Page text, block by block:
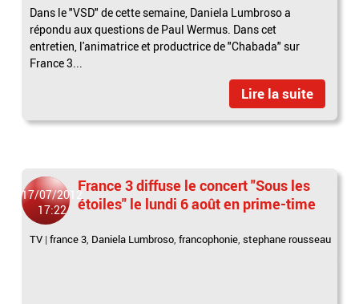
Dans le "VSD" de cette semaine, Daniela Lumbroso a
répondu aux questions de Paul Wermus. Dans cet
entretien, l'animatrice et productrice de "Chabada" sur
France 3...
Lire la suite
17/07/2012
17:22
France 3 diffuse le concert "Sous les
étoiles" le lundi 6 août en prime-time
TV |france 3, Daniela Lumbroso,francophonie,stephane rousseau